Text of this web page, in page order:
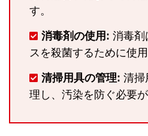
す。
消毒剤の使用: 消毒剤
スを殺菌するために使用
清掃用具の管理: 清掃
理し、汚染を防ぐ必要が